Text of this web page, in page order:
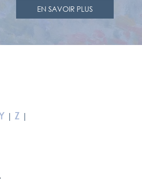
EN SAVOIR PLUS
| Z |